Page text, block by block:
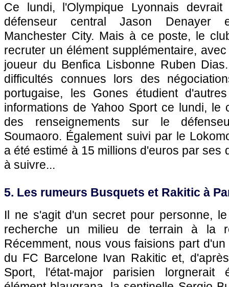
Ce lundi, l'Olympique Lyonnais
défenseur central Jason Denayer
Manchester City. Mais à ce poste, le
recruter un élément supplémentaire,
joueur du Benfica Lisbonne Ruben
difficultés connues lors des
portugaise, les Gones étudient
informations de Yahoo Sport ce lundi, le
des renseignements sur le
Soumaoro. Également suivi par le
a été estimé à 15 millions d'euros par ses
à suivre...
5. Les rumeurs Busquets et Rakitic à
Il ne s'agit d'un secret pour personne,
recherche un milieu de terrain à la
Récemment, nous vous faisions part
du FC Barcelone Ivan Rakitic et,
Sport, l'état-major parisien lorgnerait